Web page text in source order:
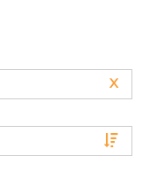
X